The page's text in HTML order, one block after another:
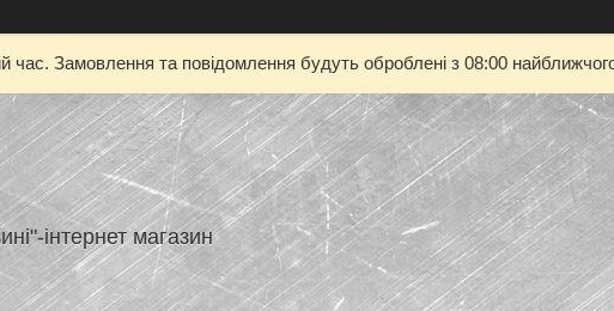
час. Замовлення та повідомлення будуть оброблені з 08:00
інтернет магазин